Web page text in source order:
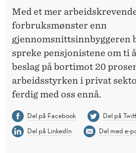
Med et mer
forbruksmønster enn
gjennomsnittsinnbyggeren
spreke pensjonistene om ti
beslag på bortimot 20
arbeidsstyrken i privat
ferdig med oss ennå.
Del på Facebook
Del på
Del på LinkedIn
Del med e-